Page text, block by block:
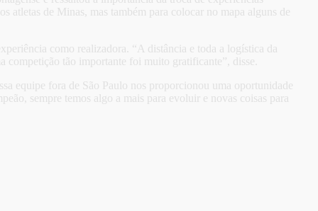
atletas de Minas, mas também para colocar no mapa alguns de
como realizadora. “A distância e toda a logística da
tão importante foi muito gratificante”, disse.
equipe fora de São Paulo nos proporcionou uma oportunidade
sempre temos algo a mais para evoluir e novas coisas para